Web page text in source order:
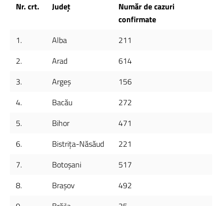
Nr. crt. Județ
Număr de cazuri
confirmate
1.
Alba
211
2.
Arad
614
3.
Argeș
156
4.
Bacău
272
5.
Bihor
471
6.
Bistrița-Năsăud
221
7.
Botoșani
517
8.
Brașov
492